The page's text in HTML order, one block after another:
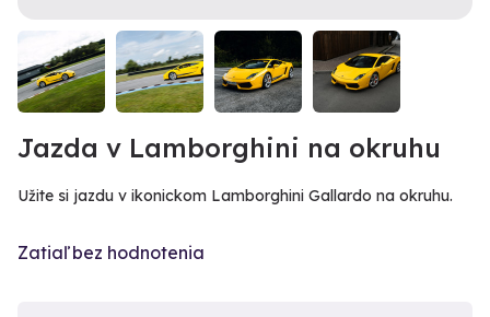
Jazda v Lamborghini na okruhu
Užite si jazdu v ikonickom Lamborghini Gallardo na okruhu.
Zatiaľ bez hodnotenia